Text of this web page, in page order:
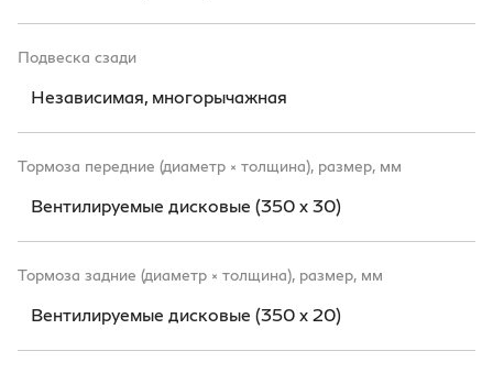
Подвеска сзади
Независимая, многорычажная
Тормоза передние (диаметр × толщина), размер, мм
Вентилируемые дисковые (350 x 30)
Тормоза задние (диаметр × толщина), размер, мм
Вентилируемые дисковые (350 x 20)